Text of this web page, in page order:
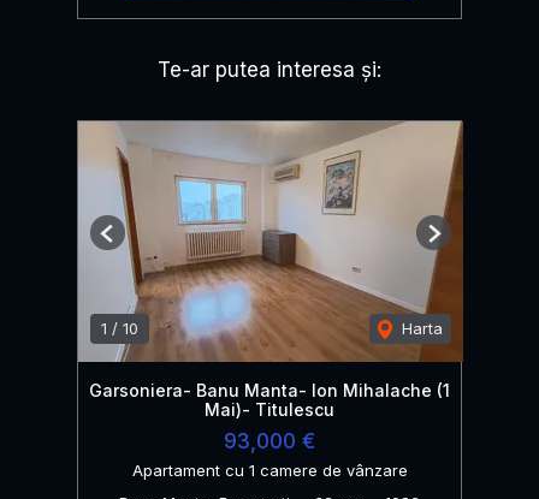
Te-ar putea interesa și:
1 / 10 Harta
Previous Next
Garsoniera- Banu Manta- Ion Mihalache (1
Mai)- Titulescu
93,000 €
Apartament cu 1 camere de vânzare